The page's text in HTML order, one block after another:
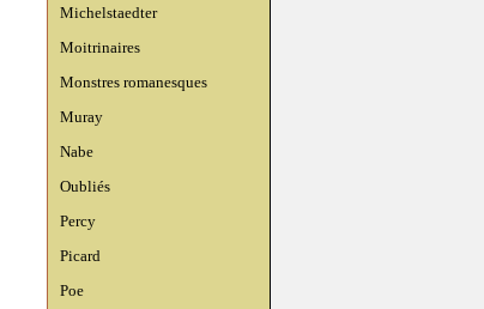
Michelstaedter
Moitrinaires
Monstres romanesques
Muray
Nabe
Oubliés
Percy
Picard
Poe